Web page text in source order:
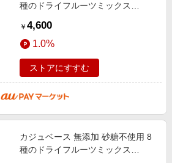
種のドライフルーツミックス
ナナ プルーン いちご クランベリー
カ
￥ 4,600
1.0%
ストアにすすむ
カジュベース 無添加 砂糖不使用 8
種のドライフルーツミックス